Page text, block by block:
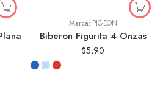
Marca: PIGEON
Biberon Figurita 4 Onzas
$5,90